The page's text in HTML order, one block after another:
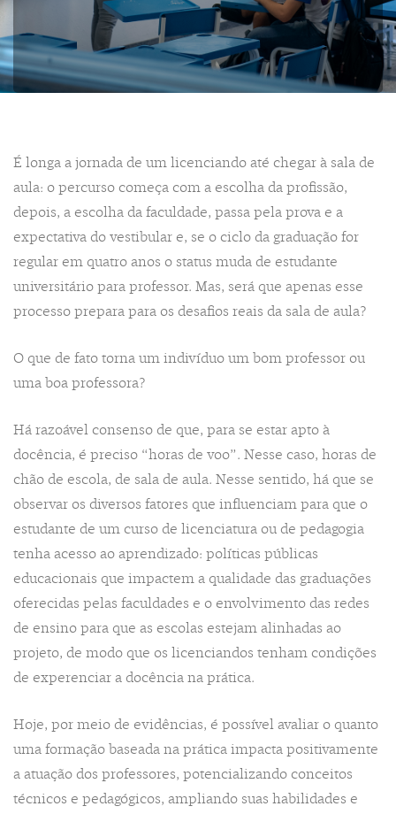
É longa a jornada de um licenciando até chegar à sala de
aula: o percurso começa com a escolha da profissão,
depois, a escolha da faculdade, passa pela prova e a
expectativa do vestibular e, se o ciclo da graduação for
regular em quatro anos o status muda de estudante
universitário para professor. Mas, será que apenas esse
processo prepara para os desafios reais da sala de aula?
O que de fato torna um indivíduo um bom professor ou
uma boa professora?
Há razoável consenso de que, para se estar apto à
docência, é preciso “horas de voo”. Nesse caso, horas de
chão de escola, de sala de aula. Nesse sentido, há que se
observar os diversos fatores que influenciam para que o
estudante de um curso de licenciatura ou de pedagogia
tenha acesso ao aprendizado: políticas públicas
educacionais que impactem a qualidade das graduações
oferecidas pelas faculdades e o envolvimento das redes
de ensino para que as escolas estejam alinhadas ao
projeto, de modo que os licenciandos tenham condições
de experenciar a docência na prática.
Hoje, por meio de evidências, é possível avaliar o quanto
uma formação baseada na prática impacta positivamente
a atuação dos professores, potencializando conceitos
técnicos e pedagógicos, ampliando suas habilidades e